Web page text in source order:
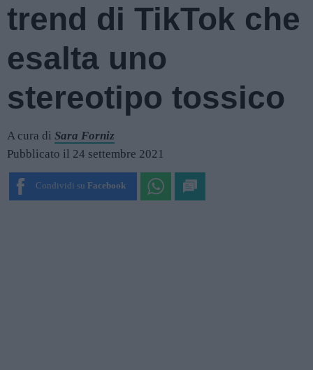
trend di TikTok che
esalta uno
stereotipo tossico
A cura di Sara Forniz
Pubblicato il 24 settembre 2021
Condividi su Facebook